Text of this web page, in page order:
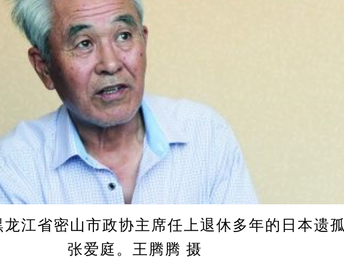
省密山市政协主席任上退休多年的日本遗孤
张爱庭。王腾腾 摄